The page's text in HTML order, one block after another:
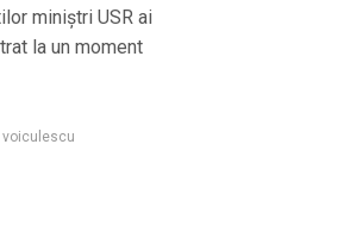
miniștri USR ai
la un moment
voiculescu